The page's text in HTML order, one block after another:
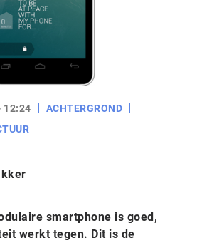
12:24
ACHTERGROND
smartphone is goed,
werkt tegen. Dit is de